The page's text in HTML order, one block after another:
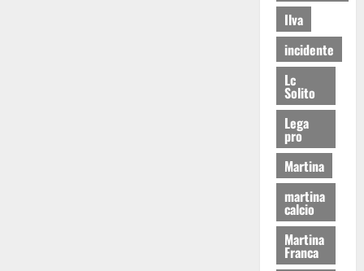
Ilva
incidente
Lc
Solito
Lega
pro
Martina
martina
calcio
Martina
Franca